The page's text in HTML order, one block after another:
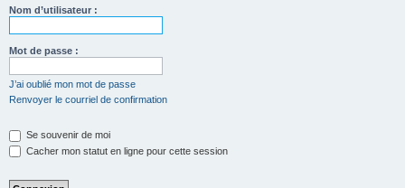
Nom d’utilisateur :
Mot de passe :
J’ai oublié mon mot de passe
Renvoyer le courriel de confirmation
Se souvenir de moi
Cacher mon statut en ligne pour cette session